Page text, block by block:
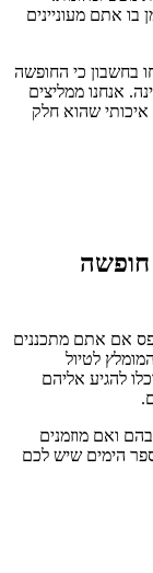
בו אתם מעוניינים
בחשבון כי החופשה
אנחנו ממליצים
איכותי שהוא חלק
חופשה
לטיול
להגיע אליהם
ואם מוזמנים
הימים שיש לכם